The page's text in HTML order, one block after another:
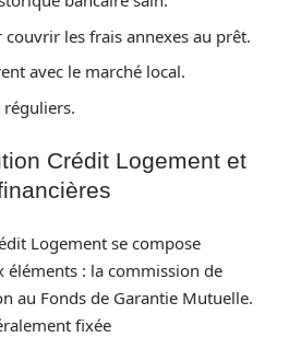
les frais annexes au prêt.
avec le marché local.
réguliers.
Crédit Logement et
Logement se compose
éléments : la commission de
au Fonds de Garantie Mutuelle.
fixée